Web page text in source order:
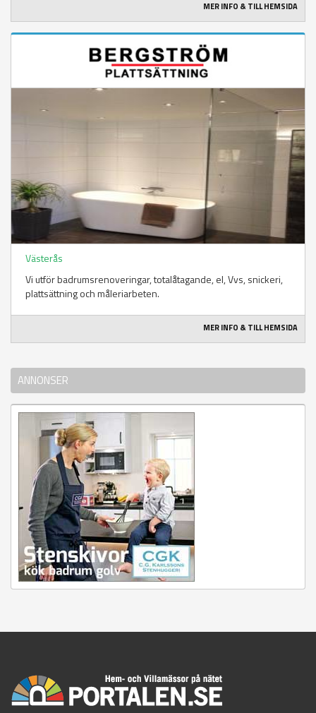
MER INFO & TILL HEMSIDA
Västerås
Vi utför badrumsrenoveringar, totalåtagande, el, Vvs, snickeri,
plattsättning och måleriarbeten.
MER INFO & TILL HEMSIDA
ANNONSER